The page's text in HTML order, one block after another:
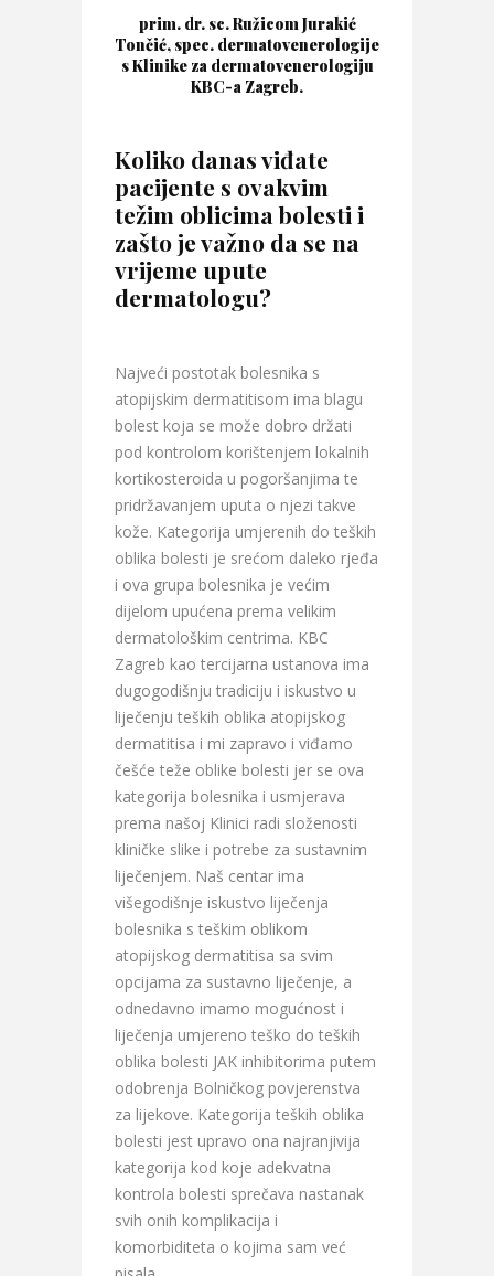
prim. dr. sc. Ružicom Jurakić
Tončić, spec. dermatovenerologije
s Klinike za dermatovenerologiju
KBC-a Zagreb.
Koliko danas viđate
pacijente s ovakvim
težim oblicima bolesti i
zašto je važno da se na
vrijeme upute
dermatologu?
Najveći postotak bolesnika s
atopijskim dermatitisom ima blagu
bolest koja se može dobro držati
pod kontrolom korištenjem lokalnih
kortikosteroida u pogoršanjima te
pridržavanjem uputa o njezi takve
kože. Kategorija umjerenih do teških
oblika bolesti je srećom daleko rjeđa
i ova grupa bolesnika je većim
dijelom upućena prema velikim
dermatološkim centrima. KBC
Zagreb kao tercijarna ustanova ima
dugogodišnju tradiciju i iskustvo u
liječenju teških oblika atopijskog
dermatitisa i mi zapravo i viđamo
češće teže oblike bolesti jer se ova
kategorija bolesnika i usmjerava
prema našoj Klinici radi složenosti
kliničke slike i potrebe za sustavnim
liječenjem. Naš centar ima
višegodišnje iskustvo liječenja
bolesnika s teškim oblikom
atopijskog dermatitisa sa svim
opcijama za sustavno liječenje, a
odnedavno imamo mogućnost i
liječenja umjereno teško do teških
oblika bolesti JAK inhibitorima putem
odobrenja Bolničkog povjerenstva
za lijekove. Kategorija teških oblika
bolesti jest upravo ona najranjivija
kategorija kod koje adekvatna
kontrola bolesti sprečava nastanak
svih onih komplikacija i
komorbiditeta o kojima sam već